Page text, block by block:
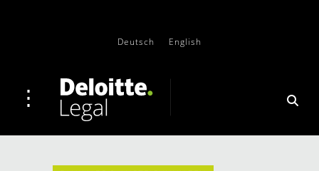
Deutsch English